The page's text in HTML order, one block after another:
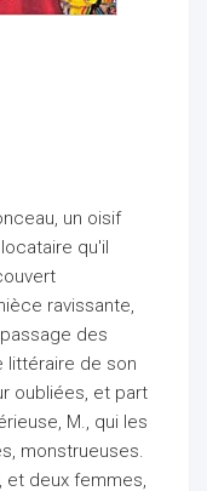
un oisif
qu'il
ravissante,
des
littéraire de son
oubliées, et part
M., qui les
monstrueuses.
et deux femmes,